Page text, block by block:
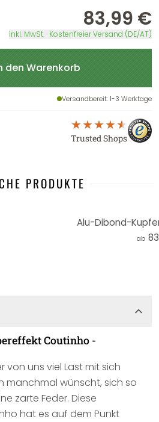
83,99 €
inkl. MwSt. · Kostenfreier Versand (DE/AT)
den Warenkorb
Versandbereit: 1-3 Werktage
Trusted Shops
PRODUKTE
Alu-Dibond-
ab
Coutinho -
uns viel Last mit sich
manchmal wünscht, sich so
zarte Feder. Diese
hat es auf dem Punkt